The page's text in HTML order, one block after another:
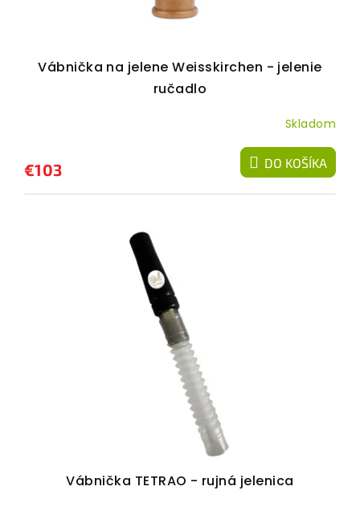
Vábnička na jelene Weisskirchen - jelenie
ručadlo
Skladom
€103 DO KOŠÍKA
Vábnička TETRAO - rujná jelenica